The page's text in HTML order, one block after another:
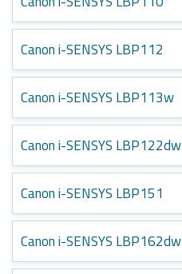
Canon i-SENSYS LBP112
Canon i-SENSYS LBP113w
Canon i-SENSYS LBP122dw
Canon i-SENSYS LBP151
Canon i-SENSYS LBP162dw